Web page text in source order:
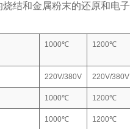
和金属粉末的还原和电子
1000℃ 1200℃
220V/380V 220V/380V
1000℃ 1200℃
1000℃ 1200℃